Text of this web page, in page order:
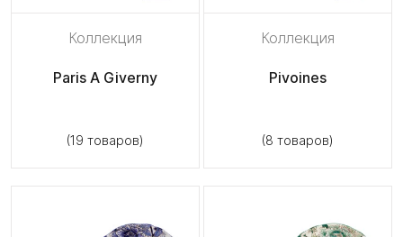
Коллекция
Paris A Giverny
(19 товаров)
Коллекция
Pivoines
(8 товаров)